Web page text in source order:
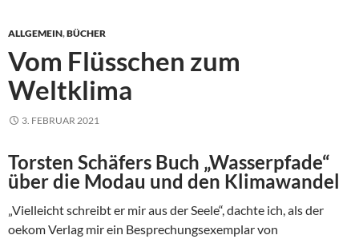
ALLGEMEIN,BÜCHER
Vom Flüsschen zum
Weltklima
3. FEBRUAR 2021
Torsten Schäfers Buch „Wasserpfade“
über die Modau und den Klimawandel
„Vielleicht schreibt er mir aus der Seele“, dachte ich, als der
oekom Verlag mir ein Besprechungsexemplar von